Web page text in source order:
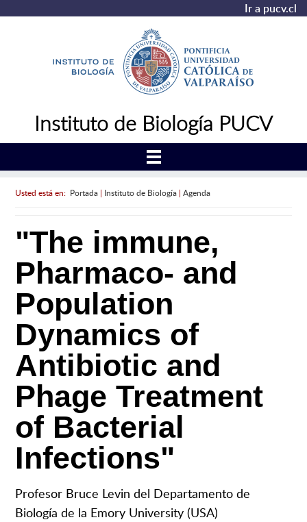
Ir a pucv.cl
Instituto de Biología PUCV
Usted está en: Portada| Instituto de Biología| Agenda
"The immune,
Pharmaco- and
Population
Dynamics of
Antibiotic and
Phage Treatment
of Bacterial
Infections"
Profesor Bruce Levin del Departamento de
Biología de la Emory University (USA)